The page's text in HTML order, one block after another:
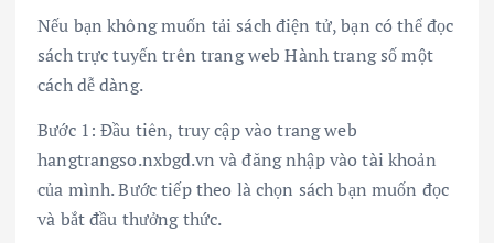
Nếu bạn không muốn tải sách điện tử, bạn có thể đọc
sách trực tuyến trên trang web Hành trang số một
cách dễ dàng.
Bước 1: Đầu tiên, truy cập vào trang web
hangtrangso.nxbgd.vn và đăng nhập vào tài khoản
của mình. Bước tiếp theo là chọn sách bạn muốn đọc
và bắt đầu thưởng thức.